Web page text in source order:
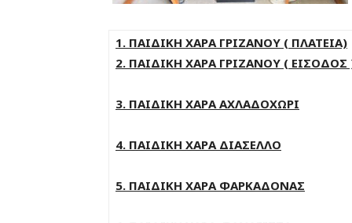
1. ΠΑΙΔΙΚΗ ΧΑΡΑ ΓΡΙΖΑΝΟΥ ( ΠΛΑΤΕΙΑ)
2. ΠΑΙΔΙΚΗ ΧΑΡΑ ΓΡΙΖΑΝΟΥ ( ΕΙΣΟΔΟΣ
3. ΠΑΙΔΙΚΗ ΧΑΡΑ ΑΧΛΑΔΟΧΩΡΙ
4. ΠΑΙΔΙΚΗ ΧΑΡΑ ΔΙΑΣΕΛΛΟ
5. ΠΑΙΔΙΚΗ ΧΑΡΑ ΦΑΡΚΑΔΟΝΑΣ